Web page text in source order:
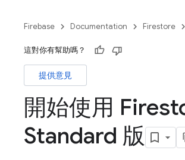
Firebase Documentation Firestore
這對你有幫助嗎？
提供意見
開始使用
Standard 版